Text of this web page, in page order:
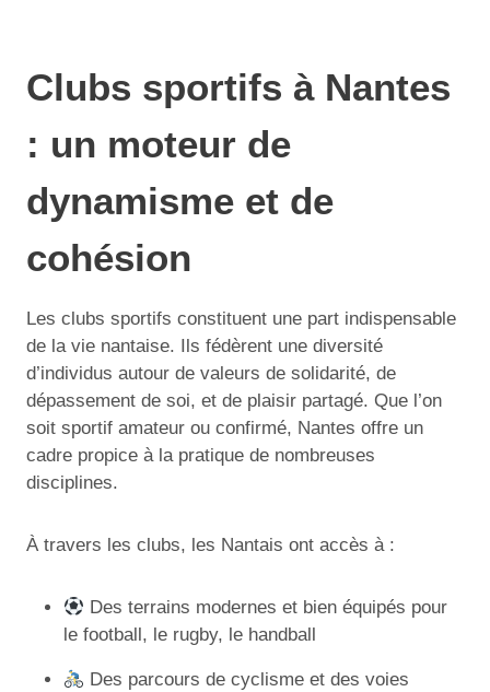
Clubs sportifs à Nantes
: un moteur de
dynamisme et de
cohésion
Les clubs sportifs constituent une part indispensable
de la vie nantaise. Ils fédèrent une diversité
d’individus autour de valeurs de solidarité, de
dépassement de soi, et de plaisir partagé. Que l’on
soit sportif amateur ou confirmé, Nantes offre un
cadre propice à la pratique de nombreuses
disciplines.
À travers les clubs, les Nantais ont accès à :
Des terrains modernes et bien équipés pour
le football, le rugby, le handball
Des parcours de cyclisme et des voies